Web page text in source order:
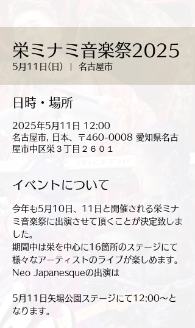
栄ミナミ音楽祭2025
5月11日(日) 名古屋市
日時・場所
2025年5月11日 12:00
名古屋市, 日本、〒460-0008 愛知県名古
屋市中区栄３丁目２６０１
イベントについて
今年も5月10日、11日と開催される栄ミナ
ミ音楽祭に出演させて頂くことが決定致しま
した。
期間中は栄を中心に16箇所のステージにて
様々なアーティストのライブが楽しめます。
Neo Japanesqueの出演は
5月11日矢場公園ステージにて12:00〜と
なります。